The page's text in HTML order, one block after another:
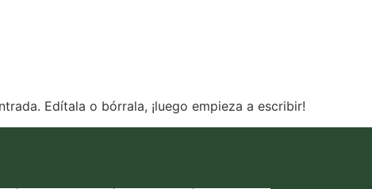
Edítala o bórrala, ¡luego empieza a escribir!